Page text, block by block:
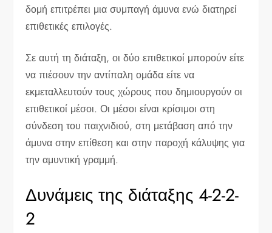
δομή επιτρέπει μια συμπαγή άμυνα ενώ διατηρεί
επιθετικές επιλογές.
Σε αυτή τη διάταξη, οι δύο επιθετικοί μπορούν είτε
να πιέσουν την αντίπαλη ομάδα είτε να
εκμεταλλευτούν τους χώρους που δημιουργούν οι
επιθετικοί μέσοι. Οι μέσοι είναι κρίσιμοι στη
σύνδεση του παιχνιδιού, στη μετάβαση από την
άμυνα στην επίθεση και στην παροχή κάλυψης για
την αμυντική γραμμή.
Δυνάμεις της διάταξης 4-2-2-
2